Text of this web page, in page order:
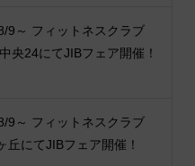
9～ フィットネスクラブ
央24にてJIBフェア開催！
9～ フィットネスクラブ
丘にてJIBフェア開催！